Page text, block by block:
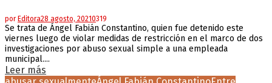
porEditora28 agosto, 20210319
Se trata de Ángel Fabián Constantino, quien fue detenido este
viernes luego de violar medidas de restricción en el marco de dos
investigaciones por abuso sexual simple a una empleada
municipal....
Leer más